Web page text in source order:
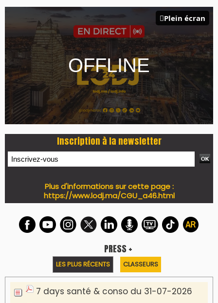
Plein écran
Inscription à la newsletter
Plus d'informations sur cette page :
https://www.lodj.ma/CGU_a46.html
PRESS +
LES PLUS RÉCENTS CLASSEURS
7 days santé & conso du 31-07-2026